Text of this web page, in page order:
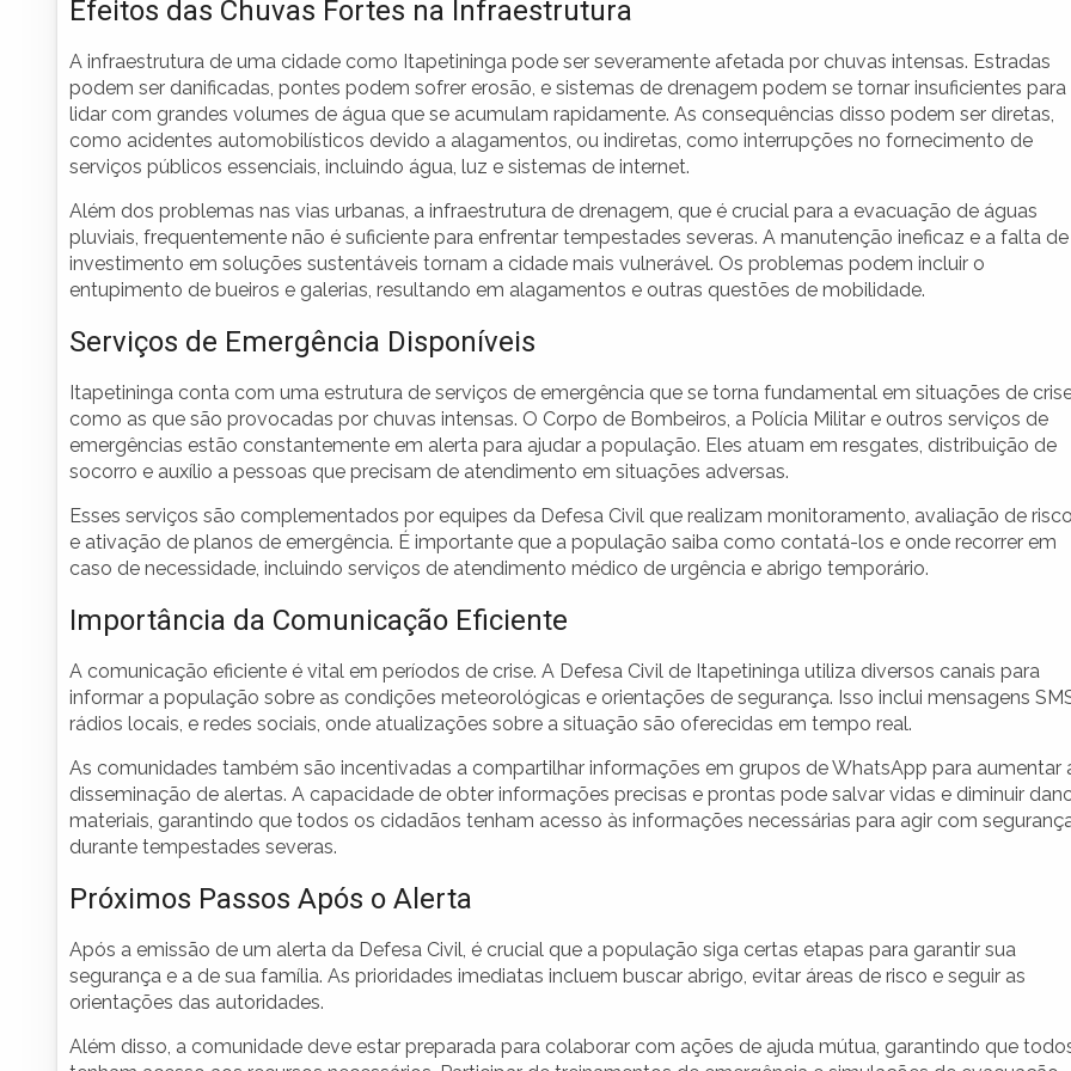
Efeitos das Chuvas Fortes na Infraestrutura
A infraestrutura de uma cidade como Itapetininga pode ser severamente afetada por chuvas intensas. Estradas
podem ser danificadas, pontes podem sofrer erosão, e sistemas de drenagem podem se tornar insuficientes para
lidar com grandes volumes de água que se acumulam rapidamente. As consequências disso podem ser diretas,
como acidentes automobilísticos devido a alagamentos, ou indiretas, como interrupções no fornecimento de
serviços públicos essenciais, incluindo água, luz e sistemas de internet.
Além dos problemas nas vias urbanas, a infraestrutura de drenagem, que é crucial para a evacuação de águas
pluviais, frequentemente não é suficiente para enfrentar tempestades severas. A manutenção ineficaz e a falta de
investimento em soluções sustentáveis tornam a cidade mais vulnerável. Os problemas podem incluir o
entupimento de bueiros e galerias, resultando em alagamentos e outras questões de mobilidade.
Serviços de Emergência Disponíveis
Itapetininga conta com uma estrutura de serviços de emergência que se torna fundamental em situações de
como as que são provocadas por chuvas intensas. O Corpo de Bombeiros, a Polícia Militar e outros serviços de
emergências estão constantemente em alerta para ajudar a população. Eles atuam em resgates, distribuição de
socorro e auxílio a pessoas que precisam de atendimento em situações adversas.
Esses serviços são complementados por equipes da Defesa Civil que realizam monitoramento, avaliação de
e ativação de planos de emergência. É importante que a população saiba como contatá-los e onde recorrer em
caso de necessidade, incluindo serviços de atendimento médico de urgência e abrigo temporário.
Importância da Comunicação Eficiente
A comunicação eficiente é vital em períodos de crise. A Defesa Civil de Itapetininga utiliza diversos canais para
informar a população sobre as condições meteorológicas e orientações de segurança. Isso inclui mensagens
rádios locais, e redes sociais, onde atualizações sobre a situação são oferecidas em tempo real.
As comunidades também são incentivadas a compartilhar informações em grupos de WhatsApp para aumentar
disseminação de alertas. A capacidade de obter informações precisas e prontas pode salvar vidas e diminuir
materiais, garantindo que todos os cidadãos tenham acesso às informações necessárias para agir com
durante tempestades severas.
Próximos Passos Após o Alerta
Após a emissão de um alerta da Defesa Civil, é crucial que a população siga certas etapas para garantir sua
segurança e a de sua família. As prioridades imediatas incluem buscar abrigo, evitar áreas de risco e seguir as
orientações das autoridades.
Além disso, a comunidade deve estar preparada para colaborar com ações de ajuda mútua, garantindo que